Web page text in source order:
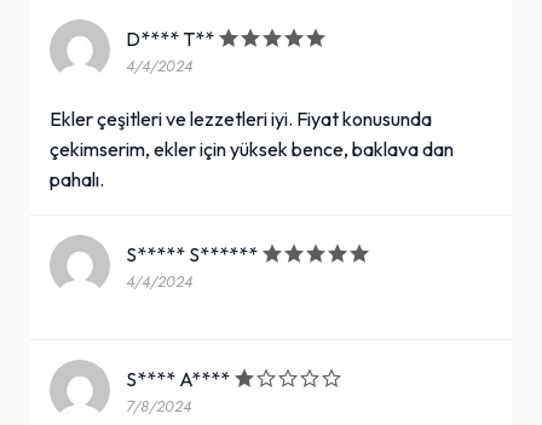
D**** T**
4/4/2024
Ekler çeşitleri ve lezzetleri iyi. Fiyat konusunda
çekimserim, ekler için yüksek bence, baklava dan
pahalı.
S***** S******
4/4/2024
S**** A****
7/8/2024